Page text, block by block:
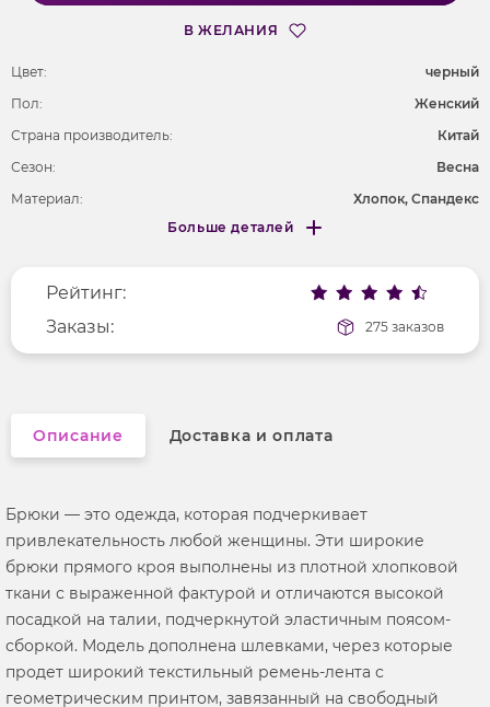
В ЖЕЛАНИЯ
Цвет:
черный
Пол:
Женский
Страна производитель:
Китай
Сезон:
Весна
Материал:
Хлопок, Спандекс
Фактура материала
текстильный
Больше деталей
Меньше деталей
Рейтинг:
Заказы:
275 заказов
Описание Доставка и оплата
Брюки — это одежда, которая подчеркивает
привлекательность любой женщины. Эти широкие
брюки прямого кроя выполнены из плотной хлопковой
ткани с выраженной фактурой и отличаются высокой
посадкой на талии, подчеркнутой эластичным поясом-
сборкой. Модель дополнена шлевками, через которые
продет широкий текстильный ремень-лента с
геометрическим принтом, завязанный на свободный